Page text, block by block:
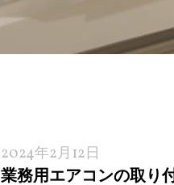
2024年2月12日
業務用エアコンの取り